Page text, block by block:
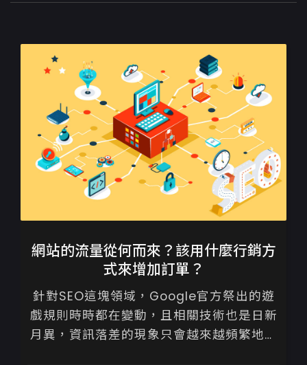
網站的流量從何而來？該用什麼行銷方
式來增加訂單？
針對SEO這塊領域，Google官方祭出的遊
戲規則時時都在變動，且相關技術也是日新
月異，資訊落差的現象只會越來越頻繁地發